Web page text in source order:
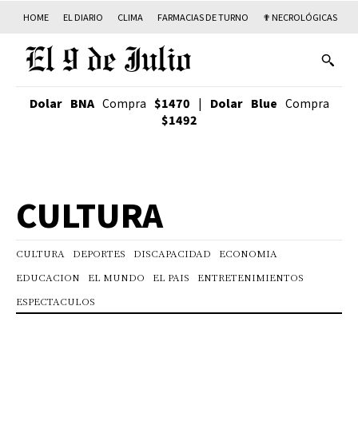
HOME EL DIARIO CLIMA FARMACIAS DE TURNO ✟ NECROLÓGICAS
Dolar BNACompra $1470 | Dolar Blue Compra
$1492
CULTURA
CULTURA DEPORTES DISCAPACIDAD
ECONOMIA
EDUCACION
EL MUNDO EL PAIS
ENTRETENIMIENTOS
ESPECTACULOS